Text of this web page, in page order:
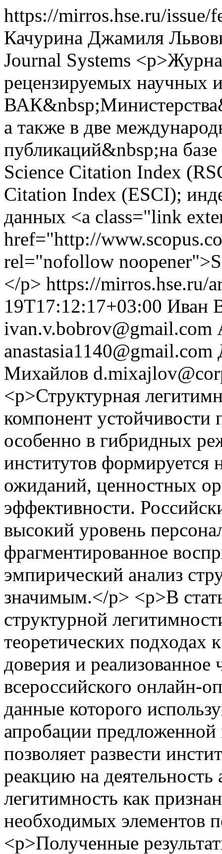
https://mirros.hse.ru/issue/
Качурина Джамиля
Journal Systems
рецензируемых научных
а также в две
публикаций&nbsp;на
Science Citation Index
Citation Index (ESCI);
данных <a class="link
href="http://
rel="nofollow
</p> https://mirros.hse.ru/
19T17:12:17+03:00 Иван
ivan.v.bobrov@gmail.com
anastasia1140@gmail.com
Михайлов
<p>Структурная
компонент устойчивости
особенно в гибридных
институтов формируется
ожиданий, ценностных
эффективности.
высокий уровень
фрагментированное
эмпирический анализ
значимым.</p> <p>В
структурной
теоретических подходах
доверия и реализованное
всероссийского онлайн-
данные которого
апробации
позволяет развести
реакцию на
легитимность как
необходимых элементов
<p>Полученные